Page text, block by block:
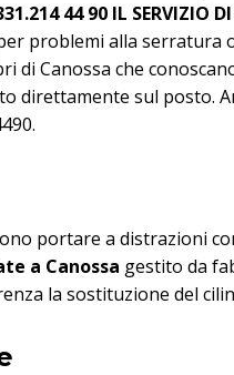
44 90 IL SERVIZIO
problemi alla serratura
Canossa che
sul posto.
portare a distrazioni
a Canossa gestito da
la sostituzione del